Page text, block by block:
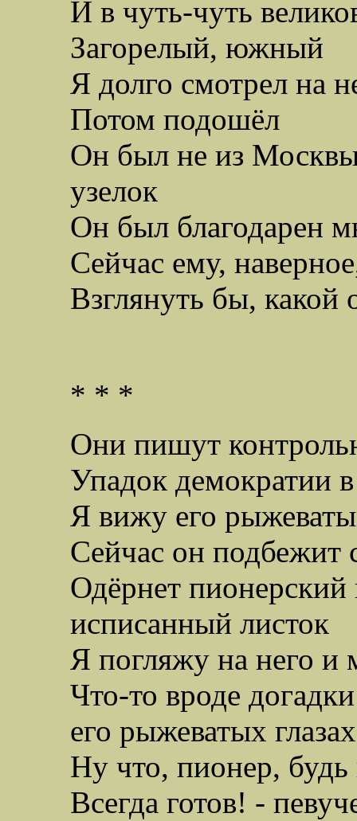
И в чуть-чуть
Загорелый, южный
Я долго смотрел на
Потом подошёл
Он был не из
узелок
Он был благодарен
Сейчас ему,
Взглянуть бы, какой
* * *
Они пишут
Упадок демократии
Я вижу его
Сейчас он подбежит
Одёрнет пионерский
исписанный листок
Я погляжу на него и
Что-то вроде
его рыжеватых глазах
Ну что, пионер,
Всегда готов! -